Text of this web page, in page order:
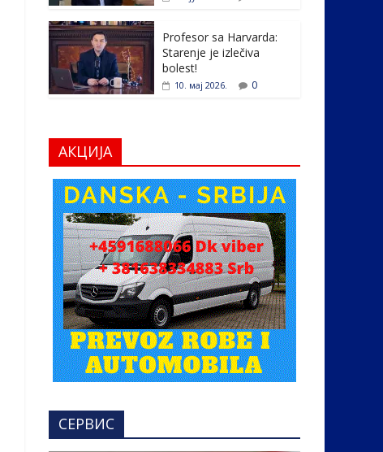
Profesor sa Harvarda:
Starenje je izlečiva
bolest!
10. мај 2026. 0
АКЦИЈА
СЕРВИС